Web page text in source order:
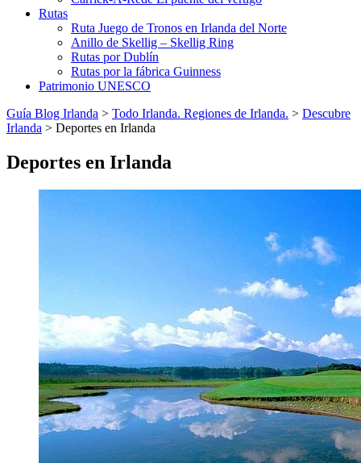
Rutas
Ruta Juego de Tronos en Irlanda del Norte
Anillo de Skellig – Skellig Ring
Rutas por Dublín
Rutas por la fábrica Guinness
Patrimonio UNESCO
Guía Blog Irlanda > Todo Irlanda. Regiones de Irlanda. > Descubre
Irlanda > Deportes en Irlanda
Deportes en Irlanda